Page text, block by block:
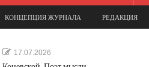
КОНЦЕПЦИЯ ЖУРНАЛА РЕДАКЦИЯ
17.07.2026